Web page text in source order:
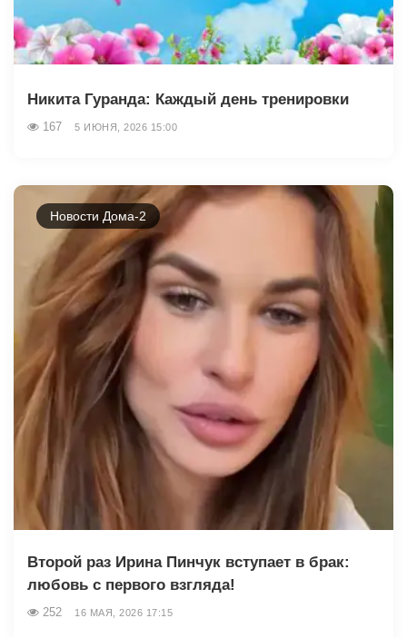
Никита Гуранда: Каждый день тренировки
167 5 ИЮНЯ, 2026 15:00
Новости Дома-2
Второй раз Ирина Пинчук вступает в брак:
любовь с первого взгляда!
252 16 МАЯ, 2026 17:15